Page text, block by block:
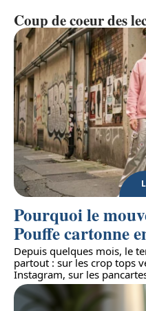
Coup de coeur des
Pourquoi le
Pouffe cartonne
Depuis quelques mois, le
partout : sur les crop tops
Instagram, sur les